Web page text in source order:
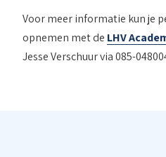
Voor meer informatie kun je
opnemen met de LHV
Jesse Verschuur via 085-